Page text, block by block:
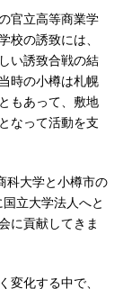
官立高等商業学
の誘致には、
い誘致合戦の結
時の小樽は札幌
もあって、敷地
なって活動を支
科大学と小樽市の
立大学法人へと
に貢献してきま
化する中で、